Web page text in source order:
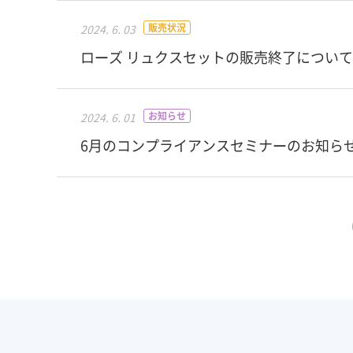
2024. 6. 03 販売状況
ローズ リュクスセットの販売終了について
2024. 6. 01 お知らせ
6月のコンプライアンスセミナーのお知ら